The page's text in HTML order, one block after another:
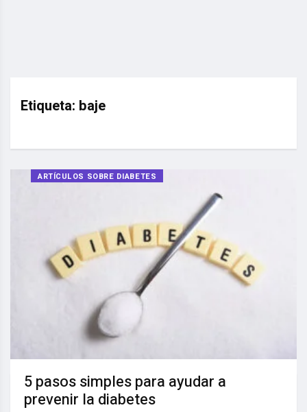
Etiqueta: baje
ARTÍCULOS SOBRE DIABETES
5 pasos simples para ayudar a
prevenir la diabetes